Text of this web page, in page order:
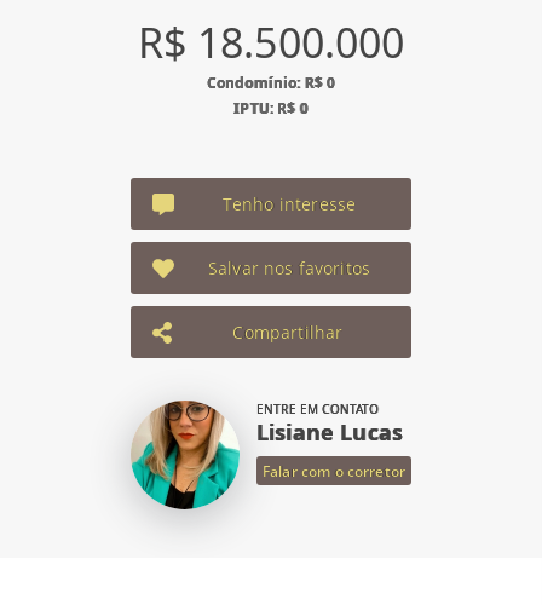
R$ 18.500.000
Condomínio: R$ 0
IPTU: R$ 0
Tenho interesse
Salvar nos favoritos
Compartilhar
ENTRE EM CONTATO
Lisiane Lucas
Falar com o corretor